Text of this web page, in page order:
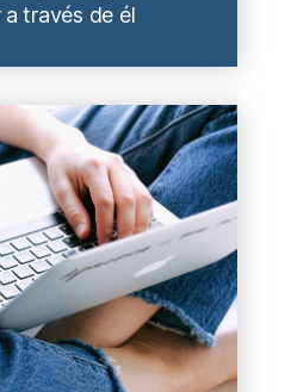
a través de él